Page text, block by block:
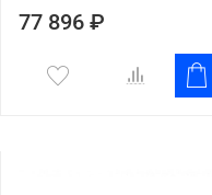
77 896 ₽